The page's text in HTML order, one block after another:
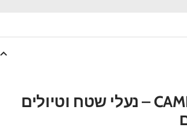
361° CAMINO WP – נעלי שטח וטיולים